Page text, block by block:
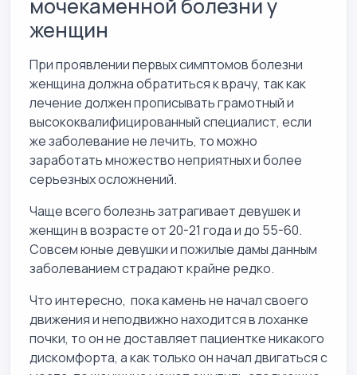
мочекаменной болезни у
женщин
При проявлении первых симптомов болезни
женщина должна обратиться к врачу, так как
лечение должен прописывать грамотный и
высококвалифицированный специалист, если
же заболевание не лечить, то можно
заработать множество неприятных и более
серьезных осложнений.
Чаще всего болезнь затрагивает девушек и
женщин в возрасте от 20-21 года и до 55-60.
Совсем юные девушки и пожилые дамы данным
заболеванием страдают крайне редко.
Что интересно, пока камень не начал своего
движения и неподвижно находится в лоханке
почки, то он не доставляет пациентке никакого
дискомфорта, а как только он начал двигаться с